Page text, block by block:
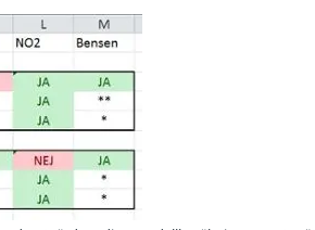
Förstora bilden